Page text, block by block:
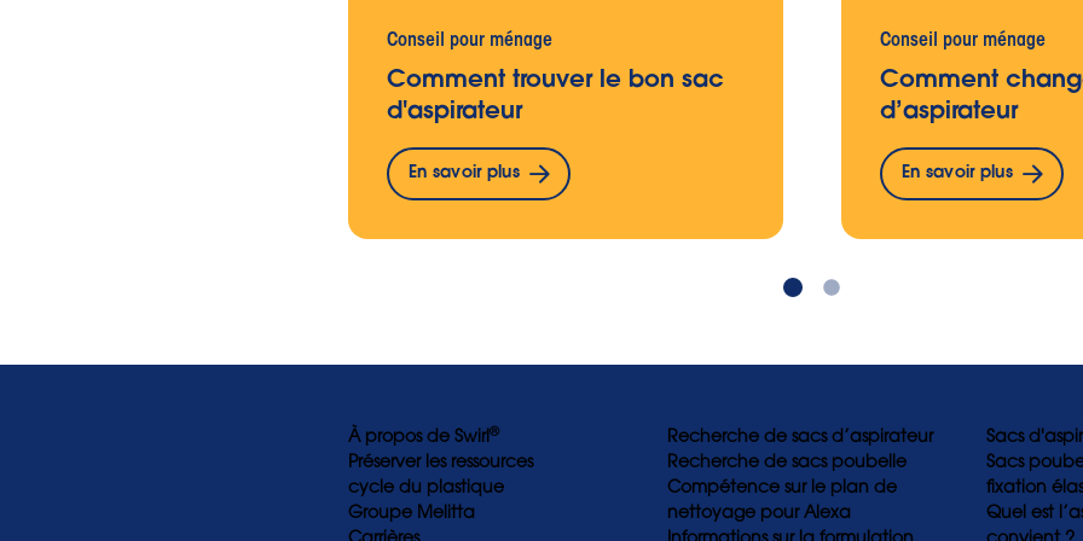
Conseil pour ménage
Comment trouver le bon sac
d'aspirateur
En savoir plus
Conseil pour ménage
Comment
d’aspirateur
En savoir plus
À propos de Swirl®
Préserver les ressources
cycle du plastique
Groupe Melitta
Recherche de sacs d’aspirateur
Recherche de sacs poubelle
Compétence sur le plan de
nettoyage pour Alexa
Sacs
Sacs
fixation
Quel est